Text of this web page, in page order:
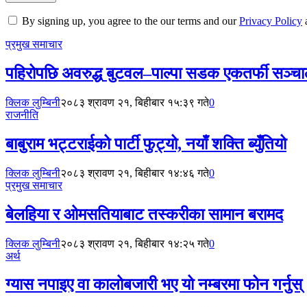
By signing up, you agree to the our terms and ourPrivacy Policy
प्रमुख समाचार
पहिरोपछि अवरुद्ध बुटवल–पाल्पा सडक एकतर्फी
क्लिक लुम्बिनी२०८३ श्रावण २१, बिहीबार १५:३९ गते0
राजनीति
बाबुराम भट्टराईको पार्टी फुट्यो, नयाँ शक्ति ब्युँतियो
क्लिक लुम्बिनी२०८३ श्रावण २१, बिहीबार १४:४६ गते0
प्रमुख समाचार
बेलहिया र ओमसतियाबाट तस्करीका सामान बरामद
क्लिक लुम्बिनी२०८३ श्रावण २१, बिहीबार १४:२५ गते0
अर्थ
ग्यास नपाइए वा कालोबजारी भए यो नम्बरमा फोन गर्नुस्